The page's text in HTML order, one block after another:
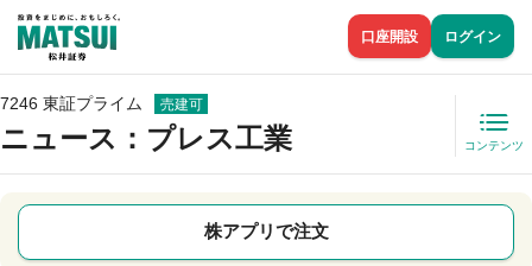
口座開設 ログイン
7246 東証プライム 売建可
ニュース ：プレス工業 コンテンツ
株アプリで注文